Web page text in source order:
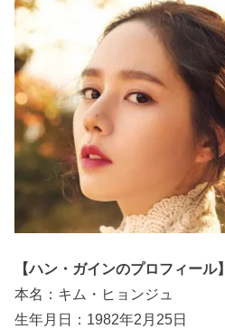
【ハン・ガインのプロフィール】
本名：キム・ヒョンジュ
生年月日：1982年2月25日